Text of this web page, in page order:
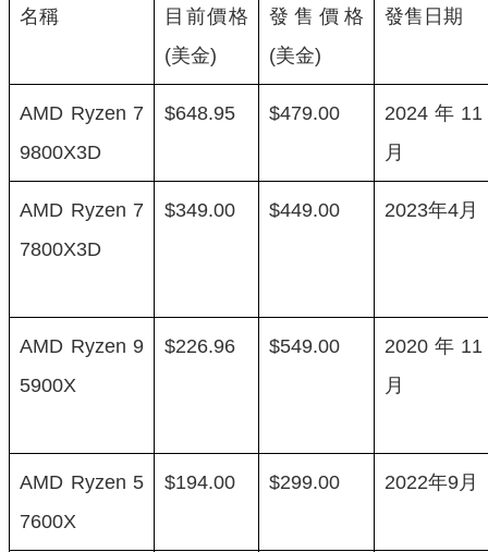
名稱
目前價格
(美金)
發售價格
(美金)
發售日期
AMD Ryzen 7
9800X3D
$648.95 $479.00
2024年11
月
AMD Ryzen 7
7800X3D
$349.00 $449.00 2023年4月
AMD Ryzen 9
5900X
$226.96 $549.00
2020年11
月
AMD Ryzen 5
7600X
$194.00 $299.00 2022年9月